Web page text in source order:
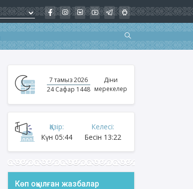
7 тамыз 2026
24 Сафар 1448
Діни
мерекелер
Қазір:
Күн 05:44
Келесі:
Бесін 13:22
Көп оқылған жазбалар